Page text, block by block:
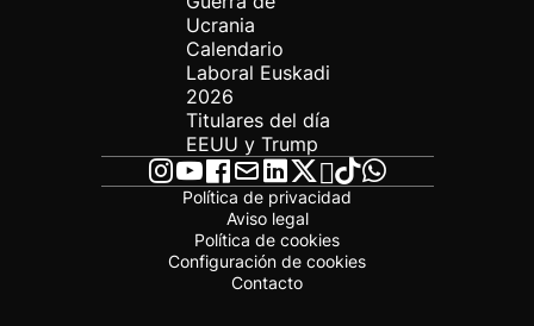
Ucrania
Calendario
Laboral Euskadi
2026
Titulares del día
EEUU y Trump
Política de privacidad
Aviso legal
Política de cookies
Configuración de cookies
Contacto